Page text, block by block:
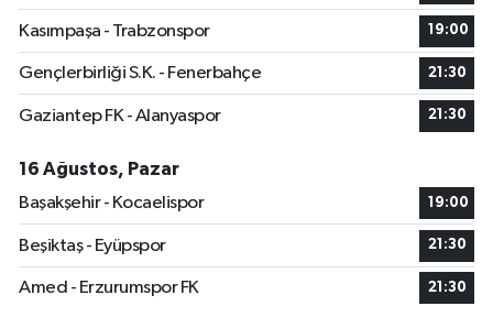
Kasımpaşa - Trabzonspor 19:00
Gençlerbirliği S.K. - Fenerbahçe 21:30
Gaziantep FK - Alanyaspor 21:30
16 Ağustos, Pazar
Başakşehir - Kocaelispor
19:00
Beşiktaş - Eyüpspor 21:30
Amed - Erzurumspor FK 21:30